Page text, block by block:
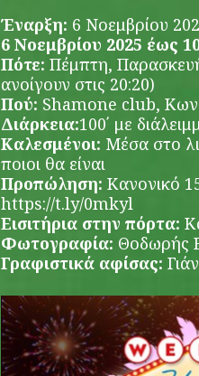
Έναρξη: 6 Νοεμβρίου
6 Νοεμβρίου 2025 έως
Πότε: Πέμπτη,
ανοίγουν στις 20:20)
Πού: Shamone club,
Διάρκεια:100΄ με
Καλεσμένοι: Μέσα στο
ποιοι θα είναι
Προπώληση: Κανονικό
https://t.ly/0mkyl
Εισιτήρια στην πόρτα:
Φωτογραφία: Θοδωρής
Γραφιστικά αφίσας: